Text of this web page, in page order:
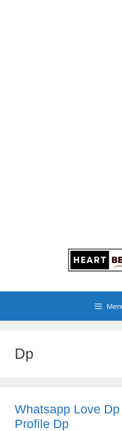
Dp
Whatsapp Love
Profile Dp